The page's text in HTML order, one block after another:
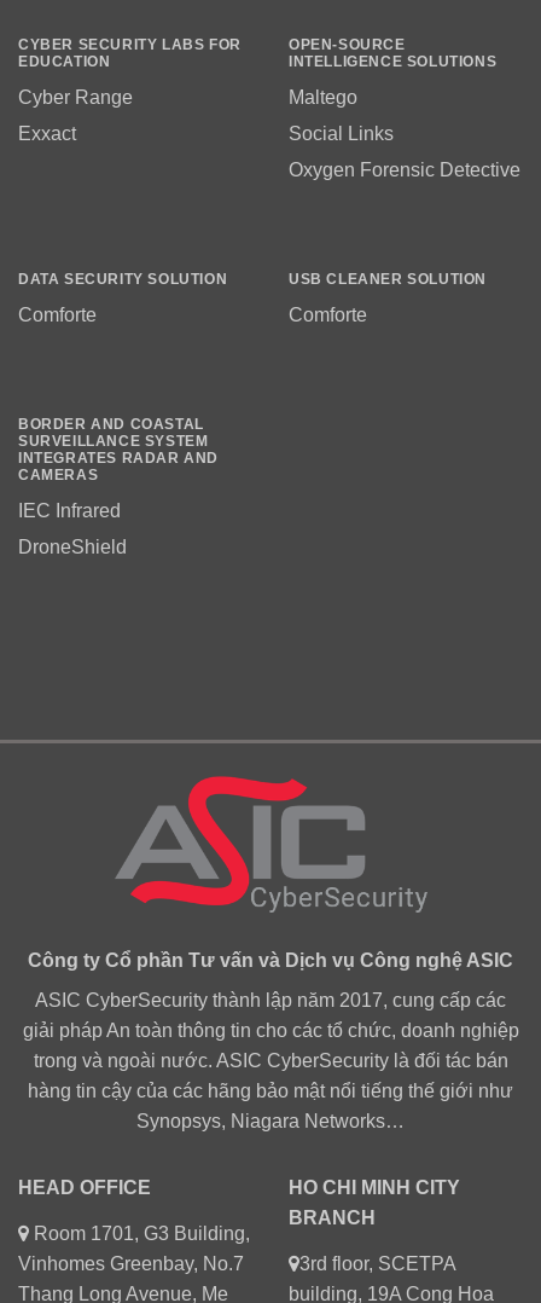
CYBER SECURITY LABS FOR
EDUCATION
Cyber Range
Exxact
OPEN-SOURCE
INTELLIGENCE SOLUTIONS
Maltego
Social Links
Oxygen Forensic Detective
DATA SECURITY SOLUTION
Comforte
USB CLEANER SOLUTION
Comforte
BORDER AND COASTAL
SURVEILLANCE SYSTEM
INTEGRATES RADAR AND
CAMERAS
IEC Infrared
DroneShield
Công ty Cổ phần Tư vấn và Dịch vụ Công nghệ ASIC
ASIC CyberSecurity thành lập năm 2017, cung cấp các
giải pháp An toàn thông tin cho các tổ chức, doanh nghiệp
trong và ngoài nước. ASIC CyberSecurity là đối tác bán
hàng tin cậy của các hãng bảo mật nổi tiếng thế giới như
Synopsys, Niagara Networks…
HEAD OFFICE
Room 1701, G3 Building,
Vinhomes Greenbay, No.7
Thang Long Avenue, Me
HO CHI MINH CITY
BRANCH
3rd floor, SCETPA
building, 19A Cong Hoa